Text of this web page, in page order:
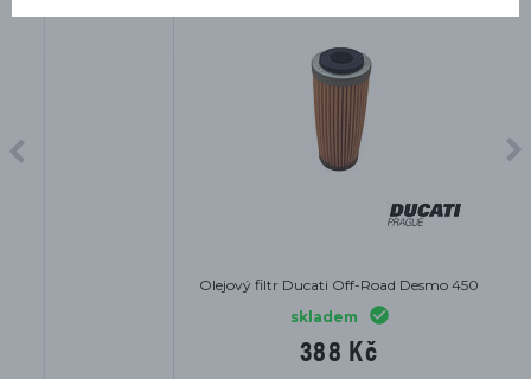
Olejový filtr Ducati Off-Road Desmo 450
388 Kč